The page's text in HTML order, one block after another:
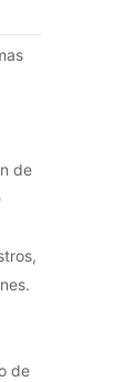
de
de